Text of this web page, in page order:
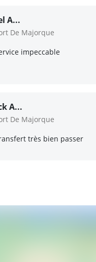
A...
De Majorque
impeccable
A...
De Majorque
très bien passer